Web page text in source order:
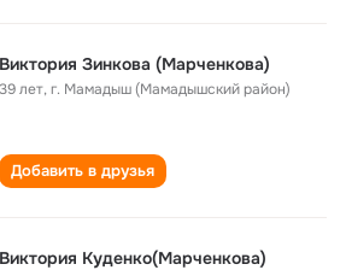
Виктория Зинкова (Марченкова)
39 лет,г. Мамадыш (Мамадышский район)
Добавить в друзья
Виктория Куденко(Марченкова)